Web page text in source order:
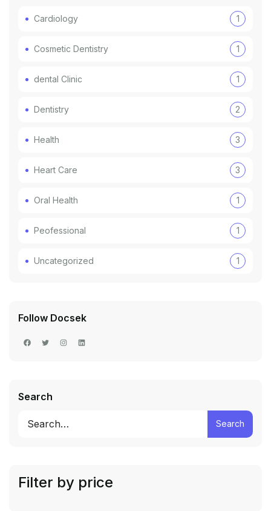
Cardiology 1
Cosmetic Dentistry 1
dental Clinic 1
Dentistry 2
Health 3
Heart Care 3
Oral Health 1
Peofessional 1
Uncategorized 1
Follow Docsek
Search
Search
Filter by price